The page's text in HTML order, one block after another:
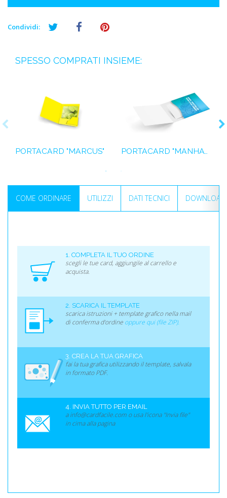
Condividi:
SPESSO COMPRATI INSIEME:
PORTACARD "MARCUS" PORTACARD "MANHATTAN"
COME ORDINARE UTILIZZI DATI TECNICI DOWNLOAD
1. COMPLETA IL TUO ORDINE
scegli le tue card, aggiungile al carrello e
acquista.
2. SCARICA IL TEMPLATE
scarica istruzioni + template grafico nella mail
di conferma d'ordine oppure qui (file ZIP).
3. CREA LA TUA GRAFICA
fai la tua grafica utilizzando il template, salvala
in formato PDF.
4. INVIA TUTTO PER EMAIL
a info@cardfacile.com o usa l'icona "Invia file"
in cima alla pagina